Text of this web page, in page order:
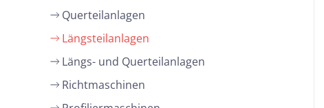
Querteilanlagen
Längsteilanlagen
Längs- und Querteilanlagen
Richtmaschinen